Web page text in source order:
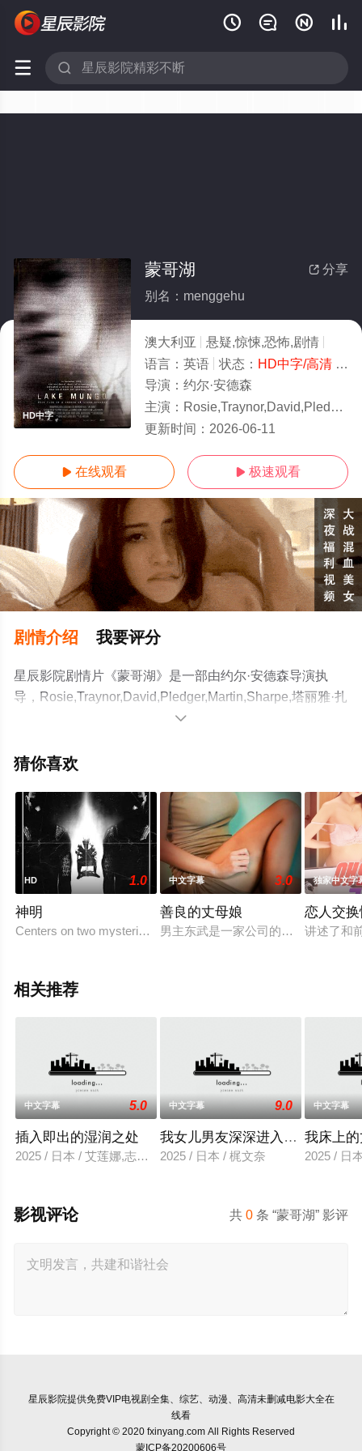
   
 
HD中字
 分享
蒙哥湖
别名：menggehu
澳大利亚 悬疑,惊悚,恐怖,剧情
语言： 英语 状态： HD中字/高清- 免费观看
导演： 约尔·安德森
主演： Rosie,Traynor,David,Pledger,Martin,Sha
更新时间： 2026-06-11
 在线观看  极速观看
剧情介绍 我要评分
星辰影院剧情片《蒙哥湖》是一部由约尔·安德森导演执
导，Rosie,Traynor,David,Pledger,Martin,Sharpe,塔丽雅·扎
克
减完整版电影大全就上星辰电影网，更多相关信息可移步

猜你喜欢
HD 1.0
神明
Centers on two mysterious brothers, who a
中文字幕 3.0
善良的丈母娘
男主东武是一家公司的新职员，在公
独家中文字
恋人交
讲述了和
相关推荐
中文字幕 5.0
插入即出的湿润之处
2025 / 日本 / 艾莲娜,志美健
中文字幕 9.0
我女儿男友深深进入我的身体
2025 / 日本 / 梶文奈
中文字幕
我床上
2025 / 日
共0 条 “蒙哥湖” 影评
影视评论
星辰影院提供免费VIP电视剧全集、综艺、动漫、高清未删减电影大全在
线看
Copyright © 2020 fxinyang.com All Rights Reserved
蒙ICP备20200606号